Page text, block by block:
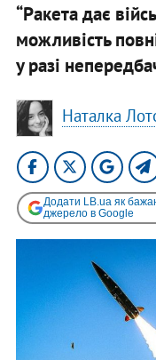
“Ракета дає
можливість
у разі
Наталка
Додати LB.ua як
джерело в Google